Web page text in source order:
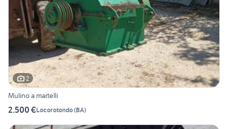
2
Mulino a martelli
2.500 €Locorotondo(BA)